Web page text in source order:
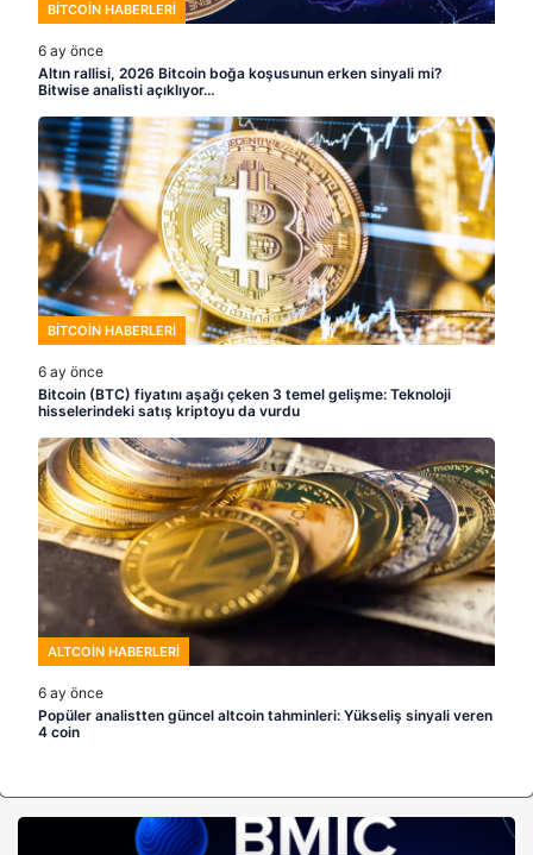
BITCOIN HABERLERI
6 ay önce
Altın rallisi, 2026 Bitcoin boğa koşusunun erken sinyali mi?
Bitwise analisti açıklıyor…
BITCOIN HABERLERI
6 ay önce
Bitcoin (BTC) fiyatını aşağı çeken 3 temel gelişme: Teknoloji
hisselerindeki satış kriptoyu da vurdu
ALTCOIN HABERLERI
6 ay önce
Popüler analistten güncel altcoin tahminleri: Yükseliş sinyali veren
4 coin